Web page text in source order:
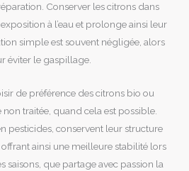
Conserver les citrons dans
à l’eau et prolonge ainsi leur
simple est souvent négligée, alors
éviter le gaspillage.
de préférence des citrons bio ou
non traitée, quand cela est possible.
pesticides, conservent leur structure
ainsi une meilleure stabilité lors
saisons, que partage avec passion la